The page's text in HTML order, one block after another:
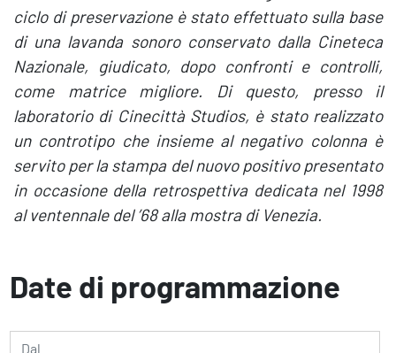
ciclo di preservazione è stato effettuato sulla base
di una lavanda sonoro conservato dalla Cineteca
Nazionale, giudicato, dopo confronti e controlli,
come matrice migliore. Di questo, presso il
laboratorio di Cinecittà Studios, è stato realizzato
un controtipo che insieme al negativo colonna è
servito per la stampa del nuovo positivo presentato
in occasione della retrospettiva dedicata nel 1998
al ventennale del ’68 alla mostra di Venezia.
Date di programmazione